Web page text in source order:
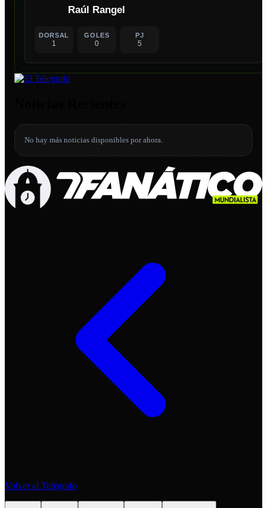
Raúl Rangel
DORSAL
1
GOLES
0
PJ
5
No hay más noticias disponibles por ahora.
Volver al Telégrafo